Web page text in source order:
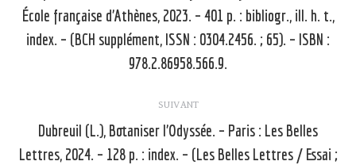
Article
précédent
:
École française d’Athènes, 2023. – 401 p. : bibliogr., ill. h. t.,
index. – (BCH supplément, ISSN : 0304.2456. ; 65). – ISBN :
978.2.86958.566.9.
SUIVANT
Article
Dubreuil (L.), Botaniser l’Odyssée. – Paris : Les Belles
Lettres, 2024. – 128 p. : index. – (Les Belles Lettres / Essai ;